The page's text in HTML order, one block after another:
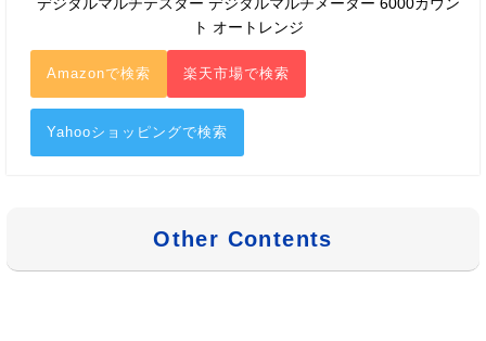
デジタルマルチテスター デジタルマルチメーター 6000カウン
ト オートレンジ
Amazonで検索 楽天市場で検索
Yahooショッピングで検索
Other Contents